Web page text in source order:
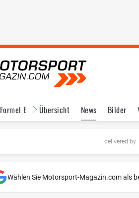
Formel E Übersicht News Bilder
delivered by
Wählen Sie Motorsport-Magazin.com als